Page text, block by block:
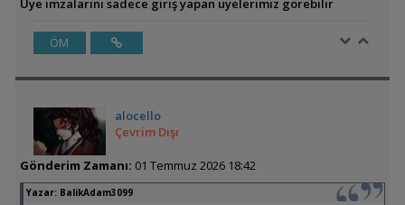
Üye imzalarını sadece giriş yapan üyelerimiz görebilir
ÖM
alocello
Çevrim Dışı
Gönderim Zamanı: 01 Temmuz 2026 18:42
Yazar: BalikAdam3099